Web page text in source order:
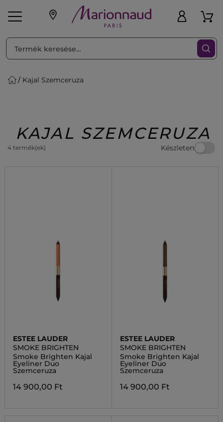
Parfüm
Beauty
Kajal Szemceruza
KAJAL SZEMCERUZA
4 termék(ek) Készleten
RENDEZéS Szűrő
ESTEE LAUDER
SMOKE BRIGHTEN
Smoke Brighten Kajal
Eyeliner Duo
Szemceruza
14 900,00 Ft
ESTEE LAUDER
SMOKE BRIGHTEN
Smoke Brighten Kajal
Eyeliner Duo
Szemceruza
14 900,00 Ft